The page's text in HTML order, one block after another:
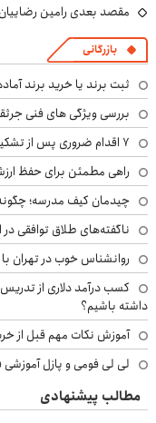
مقصد بعدی رامین
بازرگانی
ثبت برند یا خرید برند
بررسی ویژگی های فنی
۷ اقدام ضروری پس از تشکیل پرونده مواد مخدر؛ راهنمای خانواده‌ها
راهی مطمئن برای حفظ
چیدمان کیف مدرسه؛
ناگفته‌های طلاق توافقی
روانشناس خوب در تهران
کسب درآمد دلاری از تدریس
داشته باشیم؟
آموزش نکات مهم قبل از
لی لی فومی و پازل
مطالب پیشنهادی